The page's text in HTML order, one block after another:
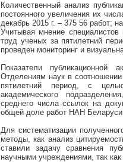
Количественный анализ
постоянного увеличения их
декабрь 2015 г. – 375 56 работ;
Учитывая мнение специалистов
труд ученых за пятилетний
проведен мониторинг и
Показатели
Отделениям наук в
пятилетний период, с
академического
среднего числа ссылок на
общей доле работ НАН
Для систематизации
методы, как анализ
ставили задачу сравнения
научными учреждениями, так